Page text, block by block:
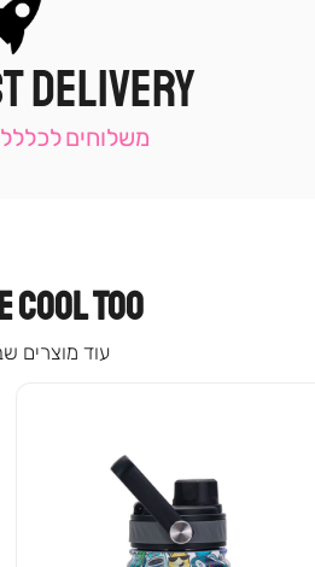
|
-
DELIVERY
משלוחים
COOL TOO
עוד מוצרים